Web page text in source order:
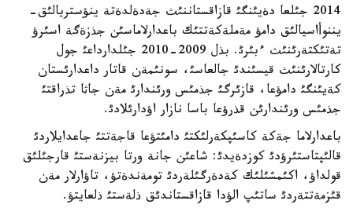
2014 جئلعا دةيئنگئ قازاقستاننئث جةدةلدةتة ينؤستريالئق-
يننوأاسيالئق دامؤ مةملةكةتتئك باعدارلاماسئن جذزةگة اسئرؤ
تةتئكتةرئنئث ءبئرئ. بذل 2009-2010 جئلدارداعئ جول
كارتالارئنئث قيسئندئ جالعاسئ، سونئمةن قاتار داعدارئستان
كةيئنگئ دامؤعا، قازئرگئ جذمئس ورئندارئ مةن جاثا تذراقتئ
جذمئس ورئندارئن قذرؤعا باسا نازار اؤدارئلادئ.
باعدارلاما جةكة كاسئپكةرلئكتئ دامئتؤعا قاجةتتئ جاعدايلاردئ
قالئپتاستئرؤدئ كوزدةيدئ: شاعئن جانة ورتا بيزنةستئ قارجئلئق
قولداؤ، اكئمشئلئك كةدةرگئلةردئ تومةندةتؤ، تاؤارلار مةن
قئزمةتتةردئ ساتئپ الؤدا قازاقستاندئق ذلةستئ ذلعايتؤ.